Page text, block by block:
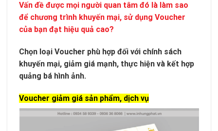
Vấn đề được mọi người quan tâm đó là làm sao
để chương trình khuyến mại, sử dụng Voucher
của bạn đạt hiệu quả cao?
Chọn loại Voucher phù hợp đối với chính sách
khuyến mại, giảm giá mạnh, thực hiện và kết hợp
quảng bá hình ảnh.
Voucher giảm giá sản phẩm, dịch vụ